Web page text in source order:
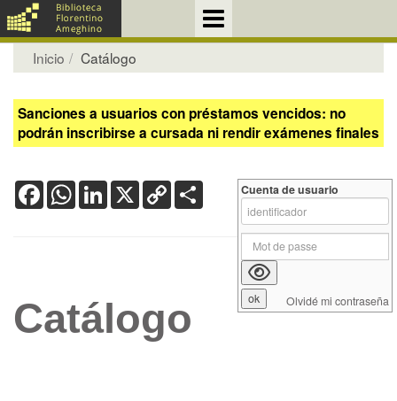
Inicio Catálogo
Sanciones a usuarios con préstamos vencidos: no
podrán inscribirse a cursada ni rendir exámenes finales
FacebookWhatsApp
LinkedIn
X Copy
Link
Catálogo
Cuenta de usuario
Olvidé mi contraseña